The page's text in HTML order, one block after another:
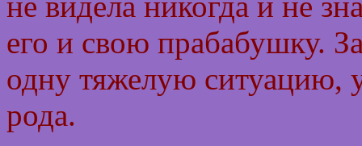
его и свою прабабушку.
одну тяжелую ситуацию,
рода.